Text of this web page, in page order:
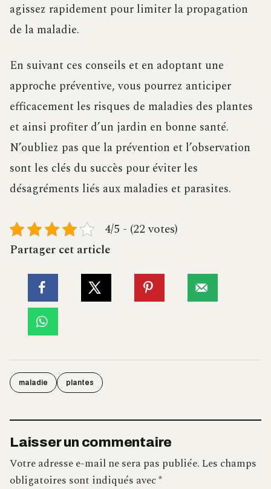
agissez rapidement pour limiter la propagation
de la maladie.
En suivant ces conseils et en adoptant une
approche préventive, vous pourrez anticiper
efficacement les risques de maladies des plantes
et ainsi profiter d’un jardin en bonne santé.
N’oubliez pas que la prévention et l’observation
sont les clés du succès pour éviter les
désagréments liés aux maladies et parasites.
4/5 - (22 votes)
Partager cet article
maladie plantes
Laisser un commentaire
Votre adresse e-mail ne sera pas publiée.Les champs
obligatoires sont indiqués avec*